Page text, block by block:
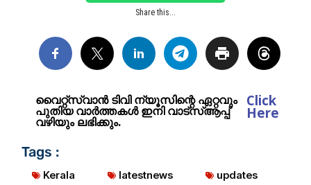
Share this...
വൈറ്റ്സ്വാൻ ടിവി ന്യൂസിന്റെ ഏറ്റവും
പുതിയ വാർത്തകൾ ഇനി വാട്സ്ആപ്പ്
വഴിയും ലഭിക്കും.
Click
Here
Tags :
Kerala latestnews
updates